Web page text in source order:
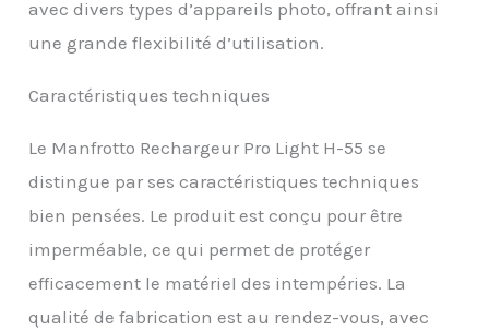
avec divers types d’appareils photo, offrant ainsi
une grande flexibilité d’utilisation.
Caractéristiques techniques
Le Manfrotto Rechargeur Pro Light H-55 se
distingue par ses caractéristiques techniques
bien pensées. Le produit est conçu pour être
imperméable, ce qui permet de protéger
efficacement le matériel des intempéries. La
qualité de fabrication est au rendez-vous, avec